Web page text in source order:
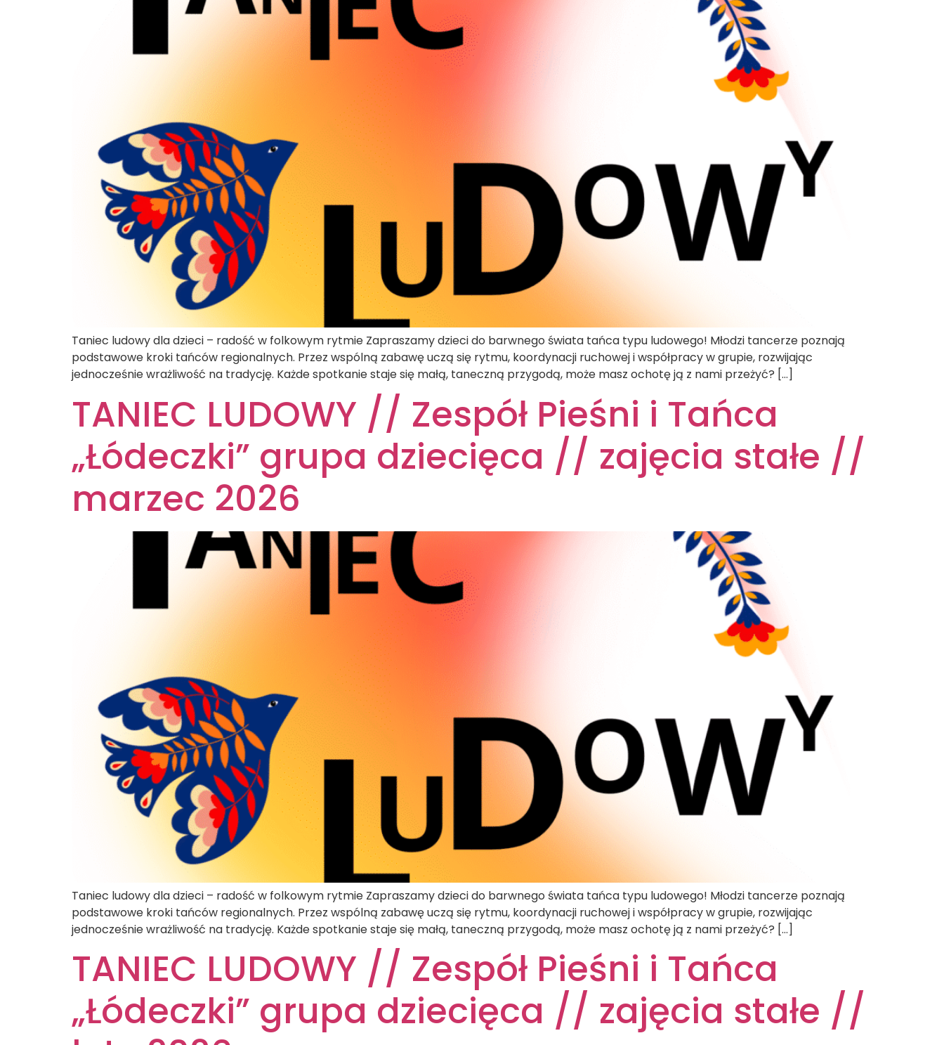
Taniec ludowy dla dzieci – radość w folkowym rytmie Zapraszamy dzieci do barwnego świata tańca typu ludowego! Młodzi tancerze poznają
podstawowe kroki tańców regionalnych. Przez wspólną zabawę uczą się rytmu, koordynacji ruchowej i współpracy w grupie, rozwijając
jednocześnie wrażliwość na tradycję. Każde spotkanie staje się małą, taneczną przygodą, może masz ochotę ją z nami przeżyć? […]
TANIEC LUDOWY // Zespół Pieśni i Tańca
„Łódeczki” grupa dziecięca // zajęcia stałe //
marzec 2026
Taniec ludowy dla dzieci – radość w folkowym rytmie Zapraszamy dzieci do barwnego świata tańca typu ludowego! Młodzi tancerze poznają
podstawowe kroki tańców regionalnych. Przez wspólną zabawę uczą się rytmu, koordynacji ruchowej i współpracy w grupie, rozwijając
jednocześnie wrażliwość na tradycję. Każde spotkanie staje się małą, taneczną przygodą, może masz ochotę ją z nami przeżyć? […]
TANIEC LUDOWY // Zespół Pieśni i Tańca
„Łódeczki” grupa dziecięca // zajęcia stałe //